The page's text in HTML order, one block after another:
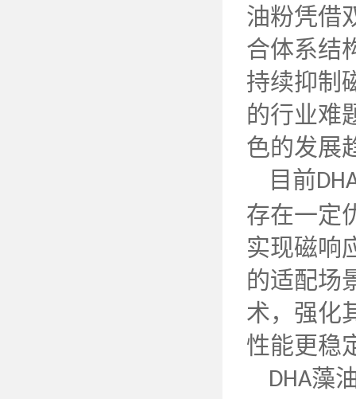
油粉凭借
合体系结
持续抑制
的行业难
色的发展
目前
存在一定
实现磁响
的适配场
术，强化
性能更稳
DHA藻